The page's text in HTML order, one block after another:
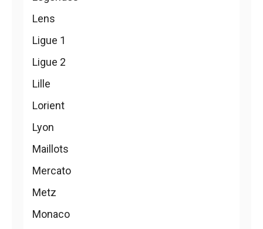
Lens
Ligue 1
Ligue 2
Lille
Lorient
Lyon
Maillots
Mercato
Metz
Monaco